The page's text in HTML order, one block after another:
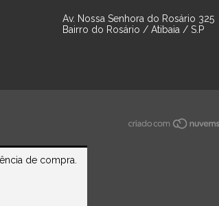
de compra.
Av. Nossa Senhora do Rosário 325
Bairro do Rosário / Atibaia / S.P